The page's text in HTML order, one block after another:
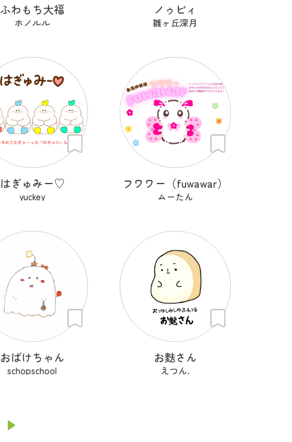
ふわもち大福
ホノルル
ノゥピィ
雛ヶ丘深月
はぎゅみー♡
yuckey
フワワー（fuwawar）
ムーたん
おばけちゃん
schopschool
お麩さん
えつん.